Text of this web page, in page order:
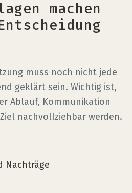
machen
muss noch nicht jede
geklärt sein. Wichtig ist,
Ablauf, Kommunikation
nachvollziehbar werden.
Nachträge